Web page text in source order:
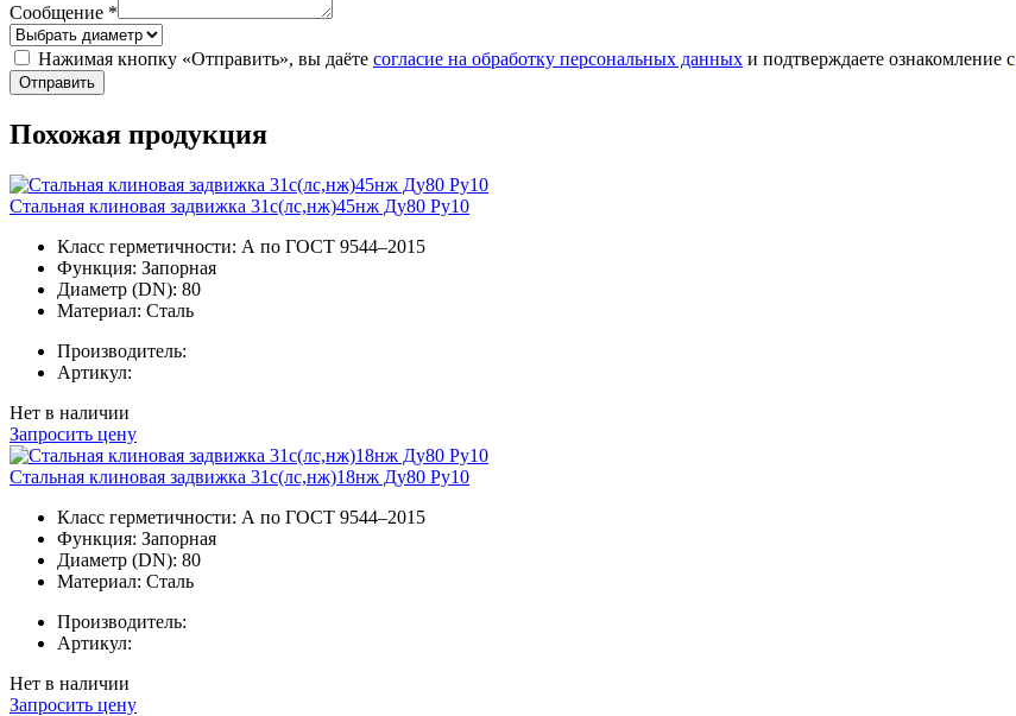
Сообщение *
Нажимая кнопку «Отправить», вы даёте согласие на обработку персональных данных и подтверждаете ознакомление с
Отправить
Похожая продукция
Стальная клиновая задвижка 31с(лс,нж)45нж Ду80 Ру10
Класс герметичности: А по ГОСТ 9544–2015
Функция: Запорная
Диаметр (DN): 80
Материал: Сталь
Производитель:
Артикул:
Нет в наличии
Запросить цену
Стальная клиновая задвижка 31с(лс,нж)18нж Ду80 Ру10
Класс герметичности: А по ГОСТ 9544–2015
Функция: Запорная
Диаметр (DN): 80
Материал: Сталь
Производитель:
Артикул:
Нет в наличии
Запросить цену